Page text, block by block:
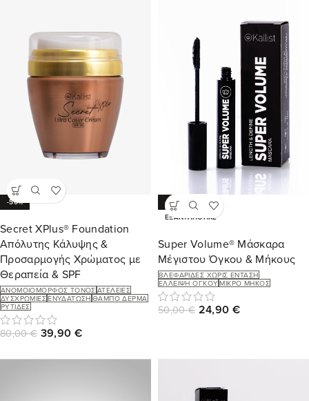
-50%
Secret XPlus® Foundation
Απόλυτης Κάλυψης &
Προσαρμογής Χρώματος με
Θεραπεία & SPF
ΑΝΟΜΟΙΌΜΟΡΦΟΣ ΤΌΝΟΣ ΑΤΈΛΕΙΕΣ
ΔΥΣΧΡΩΜΊΕΣΕΝΥΔΆΤΩΣΗ ΘΑΜΠΌ ΔΈΡΜΑ
ΡΥΤΊΔΕΣ
80,00€ 39,90 €
-50%
ΕΞΑΝΤΛΉΘΗΚΕ
Super Volume® Μάσκαρα
Μέγιστου Όγκου & Μήκους
ΒΛΕΦΑΡΊΔΕΣ ΧΩΡΊΣ ΈΝΤΑΣΗ
ΈΛΛΕΙΨΗ ΌΓΚΟΥ ΜΙΚΡΌ ΜΉΚΟΣ
50,00€ 24,90 €